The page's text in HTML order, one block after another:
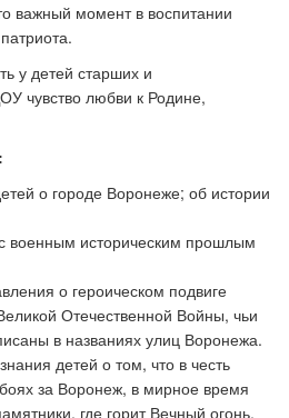
важный момент в воспитании
у детей старших и
чувство любви к Родине,
о городе Воронеже; об истории
военным историческим прошлым
о героическом подвиге
Отечественной Войны, чьи
в названиях улиц Воронежа.
детей о том, что в честь
за Воронеж, в мирное время
где горит Вечный огонь,